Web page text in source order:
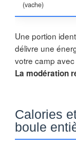
(vache)
Une portion
délivre une
votre camp
La modération
Calories
boule